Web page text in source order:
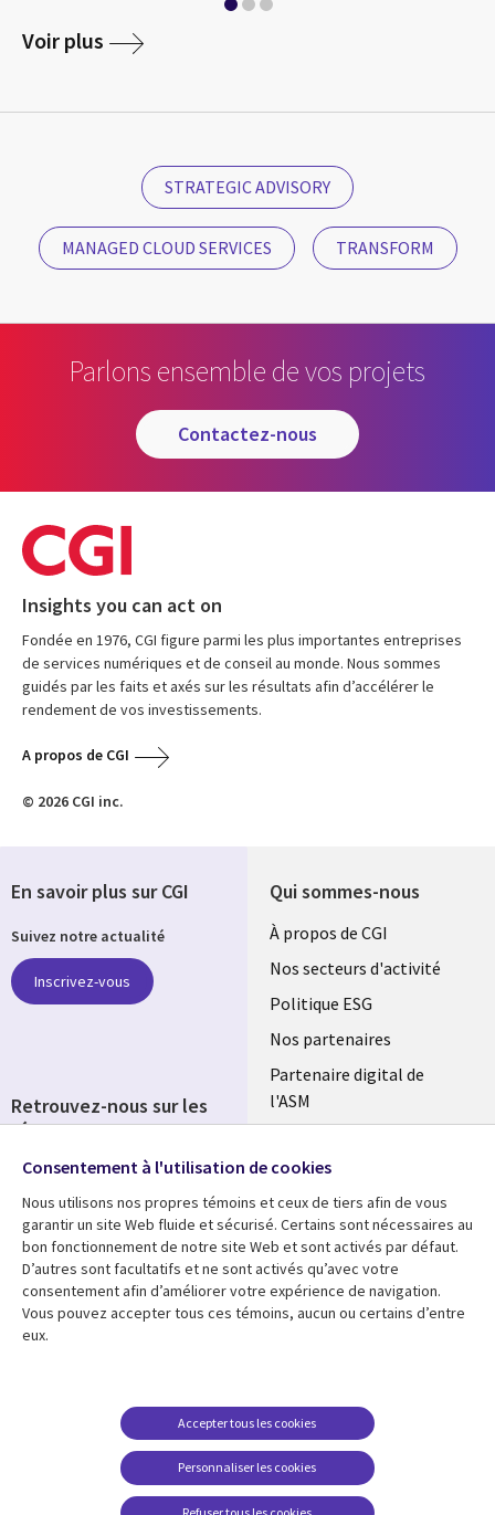
Voir plus
STRATEGIC ADVISORY
MANAGED CLOUD SERVICES TRANSFORM
Parlons ensemble de vos projets
contactez-nous
Insights you can act on
Fondée en 1976, CGI figure parmi les plus importantes entreprises
de services numériques et de conseil au monde. Nous sommes
guidés par les faits et axés sur les résultats afin d’accélérer le
rendement de vos investissements.
A propos de CGI
© 2026 CGI inc.
Qui sommes-nous
Useful
links
FRANCE
À propos de CGI
Nos secteurs d'activité
Politique ESG
Nos partenaires
Partenaire digital de
l'ASM
Fusions
Ressources
Library
Links
Articles
Blog
Support
Legal
Accessibilité
conditions juridiques
FAQ Carrières
Centre de gestion des
témoins
En savoir plus sur CGI
Suivez notre actualité
Inscrivez-vous
Retrouvez-nous sur les
réseaux
Social
Media
FRANCE
Consentement à l'utilisation de cookies
Nous utilisons nos propres témoins et ceux de tiers afin de vous
garantir un site Web fluide et sécurisé. Certains sont nécessaires au
bon fonctionnement de notre site Web et sont activés par défaut.
D’autres sont facultatifs et ne sont activés qu’avec votre
consentement afin d’améliorer votre expérience de navigation.
Vous pouvez accepter tous ces témoins, aucun ou certains d’entre
eux.
Personnaliser les cookies
Accepter tous les cookies